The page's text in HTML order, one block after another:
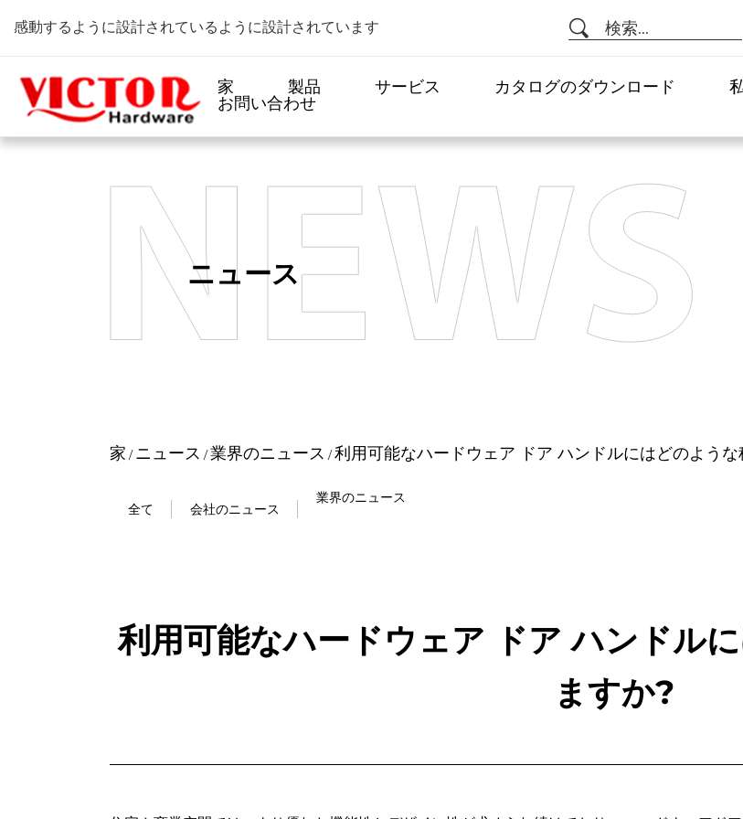
感動するように設計されているように設計されています 検索...
家 製品 サービス カタログのダウンロード
お問い合わせ
ニュース
家 / ニュース /業界のニュース /利用可能なハードウェア ドア ハンドルにはどのよう
全て 会社のニュース
業界のニュース
利用可能なハードウェア ドア ハンドル
ますか?